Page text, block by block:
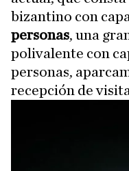
bizantino con
personas, una
polivalente con
personas,
recepción de